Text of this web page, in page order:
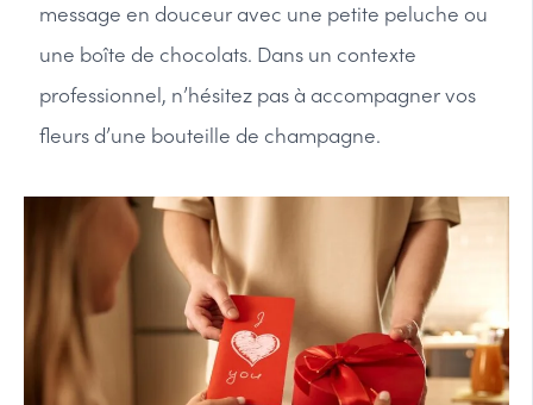
message en douceur avec une petite peluche ou
une boîte de chocolats. Dans un contexte
professionnel, n’hésitez pas à accompagner vos
fleurs d’une bouteille de champagne.